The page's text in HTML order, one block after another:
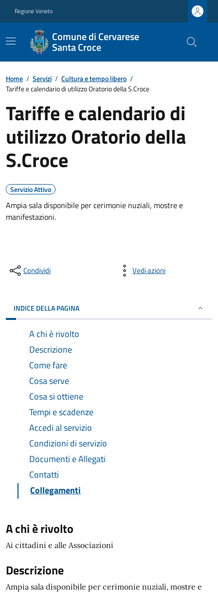
Regione Veneto
Comune di Cervarese
Santa Croce
Home / Servizi / Cultura e tempo libero /
Tariffe e calendario di utilizzo Oratorio della S.Croce
Tariffe e calendario di
utilizzo Oratorio della
S.Croce
Servizio Attivo
Ampia sala disponibile per cerimonie nuziali, mostre e
manifestazioni.
Condividi Vedi azioni
INDICE DELLA PAGINA
A chi è rivolto
Descrizione
Come fare
Cosa serve
Cosa si ottiene
Tempi e scadenze
Accedi al servizio
Condizioni di servizio
Documenti e Allegati
Contatti
Collegamenti
A chi è rivolto
Ai cittadini e alle Associazioni
Descrizione
Ampia sala disponibile per cerimonie nuziali, mostre e